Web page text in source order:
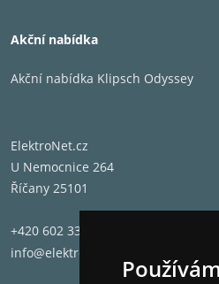
Akční nabídka
Akční nabídka Klipsch Odyssey
ElektroNet.cz
U Nemocnice 264
Říčany 25101
+420 602 331 662
info@elektronet.cz